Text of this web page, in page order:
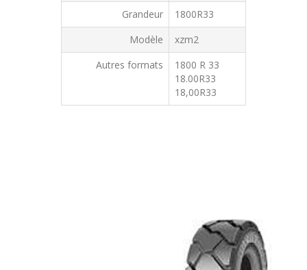
Grandeur
1800R33
Modèle
xzm2
Autres formats
1800 R 33
18.00R33
18,00R33